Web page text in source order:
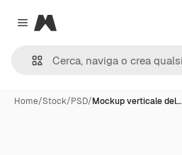
Close menu
Magnific
Home/Stock/PSD/Mockup verticale del…